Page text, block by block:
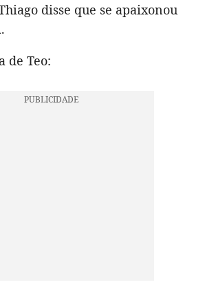
disse que se apaixonou
.
de Teo: